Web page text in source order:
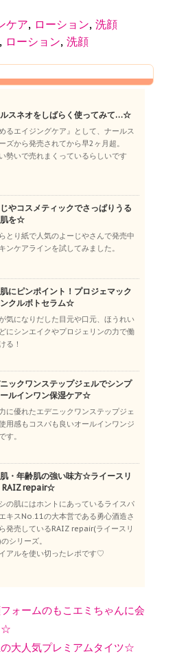
ケア, ローション, 洗顔
, ローション, 洗顔
スネオをしばらく使ってみて…☆
めるエイジングケア』として、ナールス
ズから発売されてから早2ヶ月超。
勢いで売れまくっているらしいです
やコスメティックでさっぱりうる
肌を☆
とり紙で人気のよーじやさんで発売中
ンケアラインを試してみました。
にピンポイント！プロジェマック
クルボトセラム☆
気になりだした目元や口元、ほうれい
にシンエイクやプロジェリンの力で働
る！
ックワンステップジェルでシンプ
ルインワン保湿ケア☆
に優れたエデニックワンステップジェ
用感もコスパも良いオールインワンジ
す。
・年齢肌の強い味方☆ライースリ
RAIZ repair☆
の肌にはホントにあっているライスパ
キスNo.11の大本営である勇心酒造さ
発売しているRAIZ repair(ライースリ
シリーズ。
アルを使い切ったレポです♡
ォームのもこエミちゃんに会
☆
大人気プレミアムタイツ☆